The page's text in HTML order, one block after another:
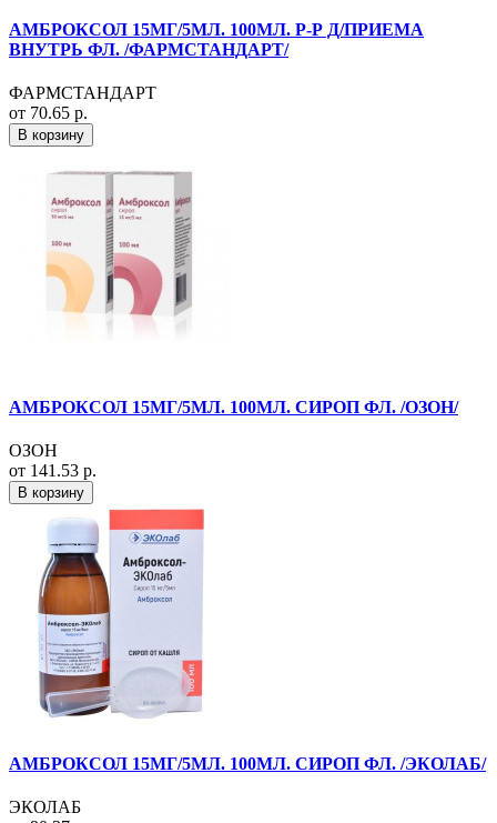
АМБРОКСОЛ 15МГ/5МЛ. 100МЛ. Р-Р Д/ПРИЕМА
ВНУТРЬ ФЛ. /ФАРМСТАНДАРТ/
ФАРМСТАНДАРТ
от 70.65 р.
В корзину
АМБРОКСОЛ 15МГ/5МЛ. 100МЛ. СИРОП ФЛ. /ОЗОН/
ОЗОН
от 141.53 р.
В корзину
АМБРОКСОЛ 15МГ/5МЛ. 100МЛ. СИРОП ФЛ. /ЭКОЛАБ/
ЭКОЛАБ